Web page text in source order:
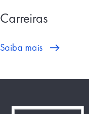
Carreiras
Saiba mais